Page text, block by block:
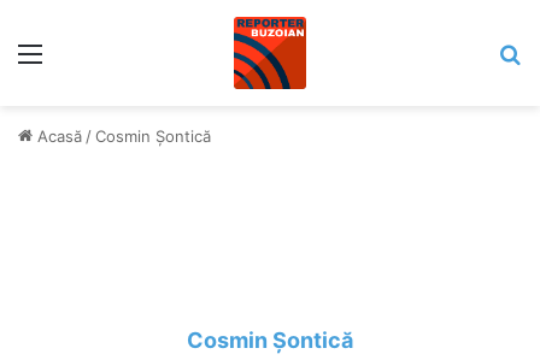
Acasă /Cosmin Șontică
Cosmin Șontică